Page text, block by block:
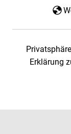
Privatsphäre
Erklärung